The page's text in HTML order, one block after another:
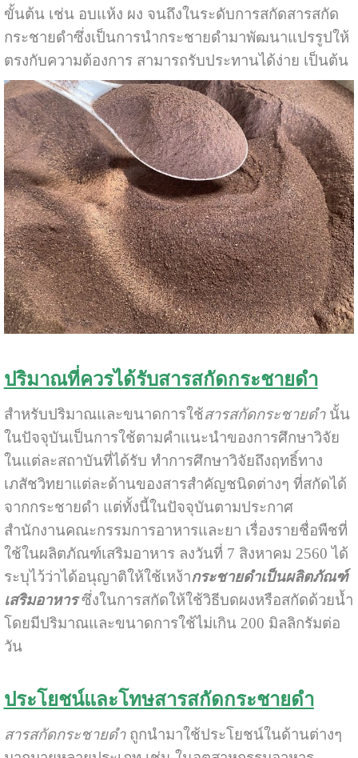
ขั้นต้น เช่น อบแห้ง ผง จนถึงในระดับการสกัดสารสกัด
กระชายดำซึ่งเป็นการนำกระชายดำมาพัฒนาแปรรูปให้
ตรงกับความต้องการ สามารถรับประทานได้ง่าย เป็นต้น
ปริมาณที่ควรได้รับสารสกัดกระชายดำ
สำหรับปริมาณและขนาดการใช้สารสกัดกระชายดำ นั้น
ในปัจจุบันเป็นการใช้ตามคำแนะนำของการศึกษาวิจัย
ในแต่ละสถาบันที่ได้รับ ทำการศึกษาวิจัยถึงฤทธิ์ทาง
เภสัชวิทยาแต่ละด้านของสารสำคัญชนิดต่างๆ ที่สกัดได้
จากกระชายดำ แต่ทั้งนี้ในปัจจุบันตามประกาศ
สำนักงานคณะกรรมการอาหารและยา เรื่องรายชื่อพืชที่
ใช้ในผลิตภัณฑ์เสริมอาหาร ลงวันที่ 7 สิงหาคม 2560 ได้
ระบุไว้ว่าได้อนุญาติให้ใช้เหง้ากระชายดำเป็นผลิตภัณฑ์
เสริมอาหารซึ่งในการสกัดให้ใช้วิธีบดผงหรือสกัดด้วยน้ำ
โดยมีปริมาณและขนาดการใช้ไม่เกิน 200 มิลลิกรัมต่อ
วัน
ประโยชน์และโทษสารสกัดกระชายดำ
สารสกัดกระชายดำ ถูกนำมาใช้ประโยชน์ในด้านต่างๆ